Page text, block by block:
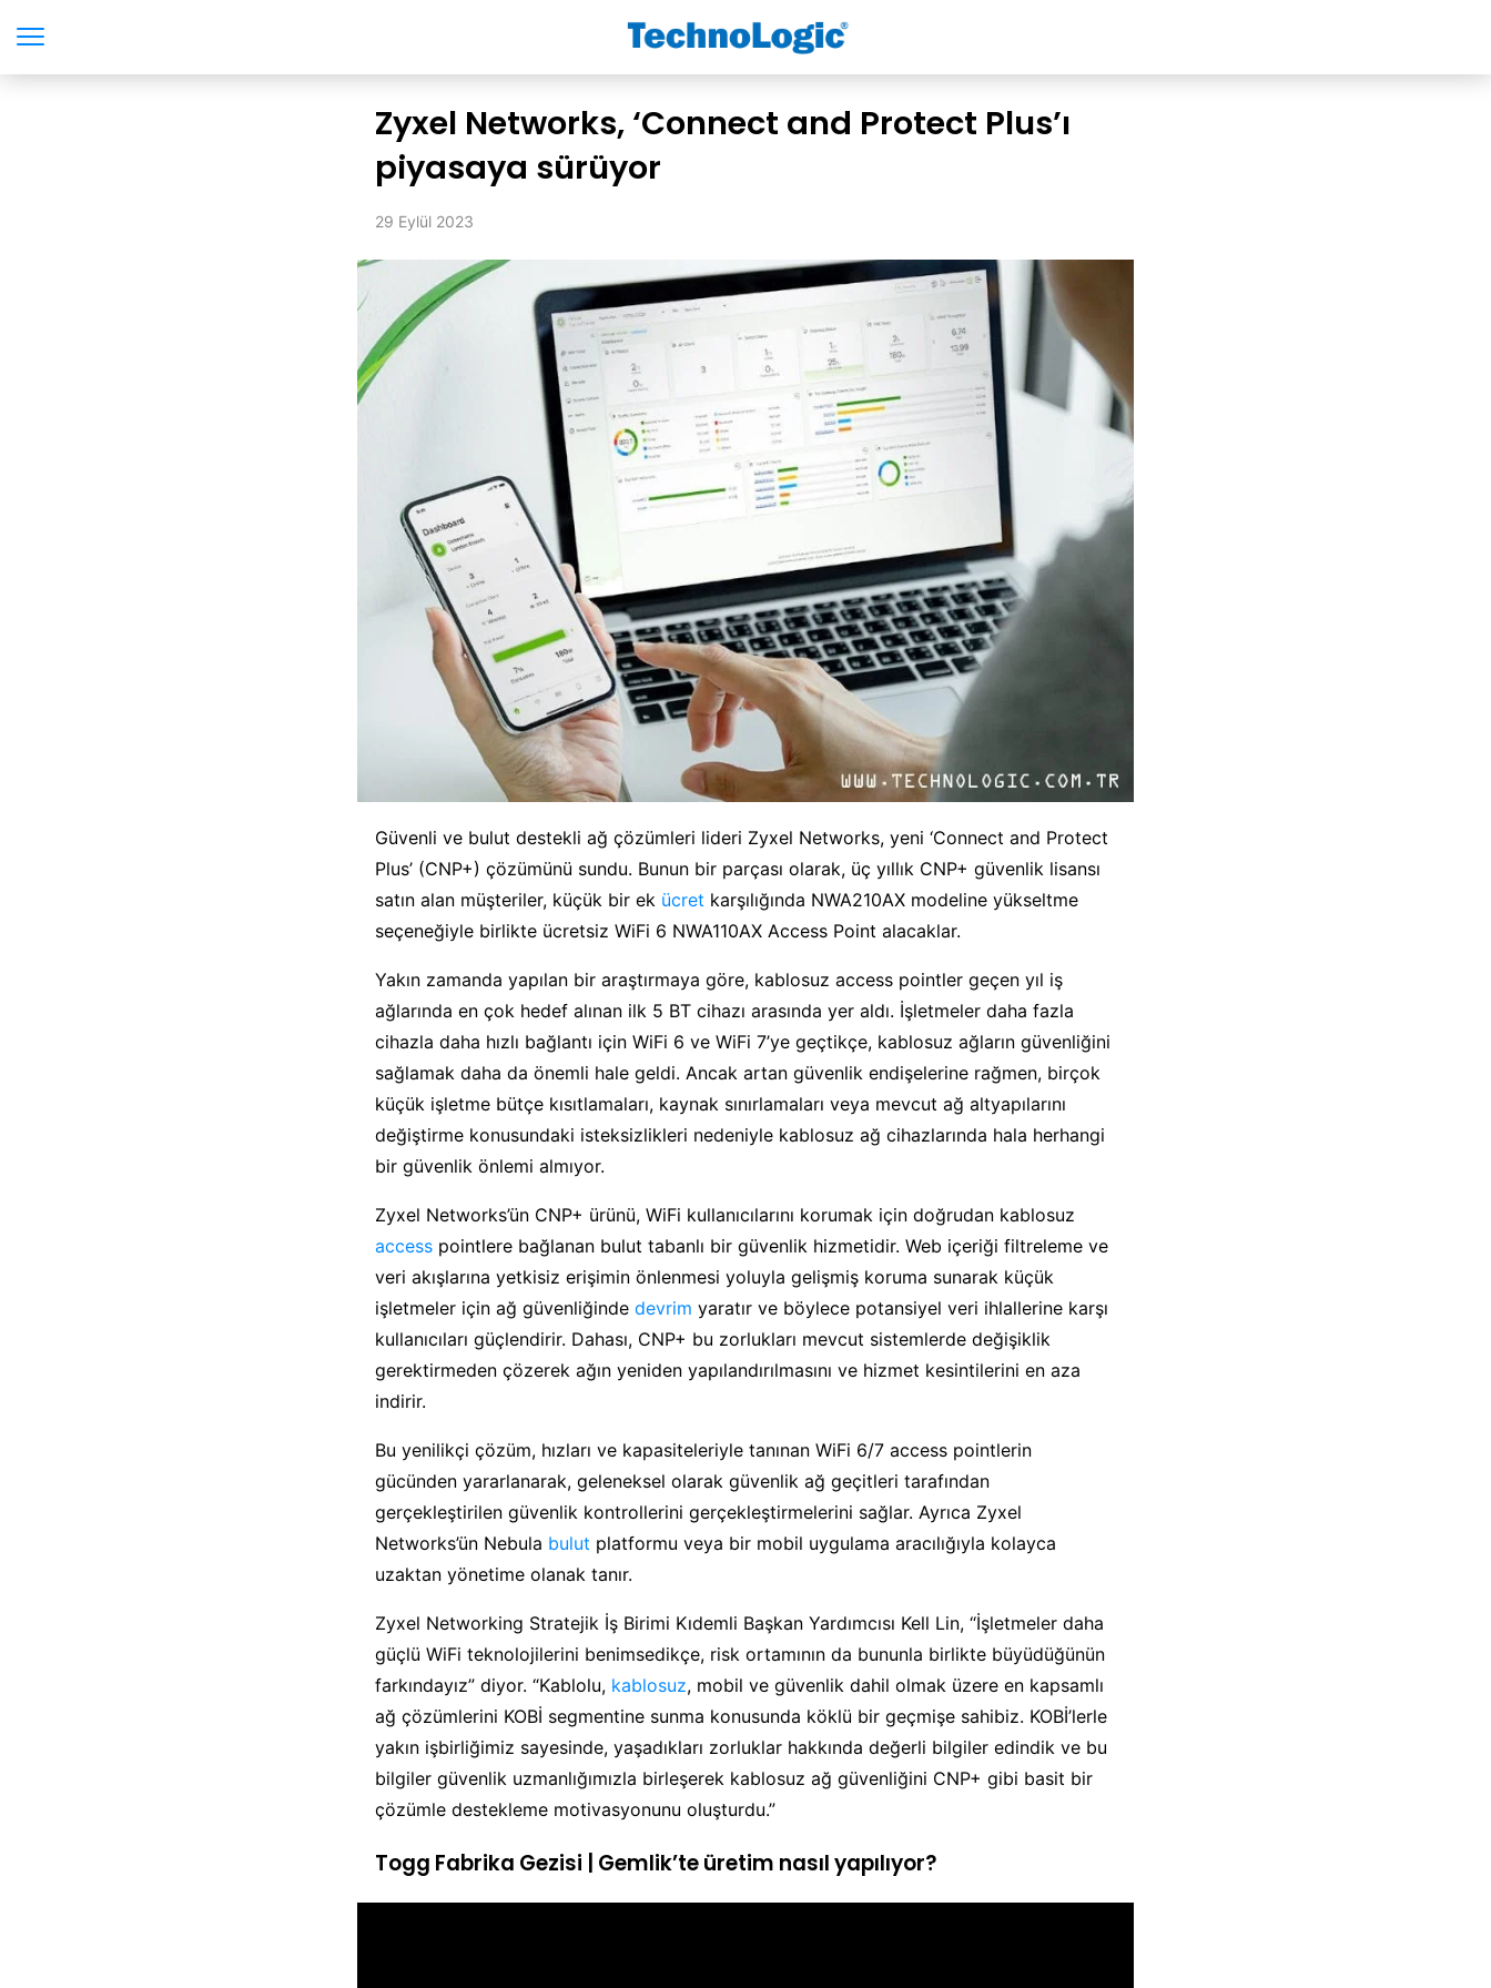
Zyxel Networks, ‘Connect and Protect Plus’ı
piyasaya sürüyor
29 Eylül 2023
Güvenli ve bulut destekli ağ çözümleri lideri Zyxel Networks, yeni ‘Connect and Protect
Plus’ (CNP+) çözümünü sundu. Bunun bir parçası olarak, üç yıllık CNP+ güvenlik lisansı
satın alan müşteriler, küçük bir ek ücret karşılığında NWA210AX modeline yükseltme
seçeneğiyle birlikte ücretsiz WiFi 6 NWA110AX Access Point alacaklar.
Yakın zamanda yapılan bir araştırmaya göre, kablosuz access pointler geçen yıl iş
ağlarında en çok hedef alınan ilk 5 BT cihazı arasında yer aldı. İşletmeler daha fazla
cihazla daha hızlı bağlantı için WiFi 6 ve WiFi 7’ye geçtikçe, kablosuz ağların güvenliğini
sağlamak daha da önemli hale geldi. Ancak artan güvenlik endişelerine rağmen, birçok
küçük işletme bütçe kısıtlamaları, kaynak sınırlamaları veya mevcut ağ altyapılarını
değiştirme konusundaki isteksizlikleri nedeniyle kablosuz ağ cihazlarında hala herhangi
bir güvenlik önlemi almıyor.
Zyxel Networks’ün CNP+ ürünü, WiFi kullanıcılarını korumak için doğrudan kablosuz
access pointlere bağlanan bulut tabanlı bir güvenlik hizmetidir. Web içeriği filtreleme ve
veri akışlarına yetkisiz erişimin önlenmesi yoluyla gelişmiş koruma sunarak küçük
işletmeler için ağ güvenliğinde devrim yaratır ve böylece potansiyel veri ihlallerine karşı
kullanıcıları güçlendirir. Dahası, CNP+ bu zorlukları mevcut sistemlerde değişiklik
gerektirmeden çözerek ağın yeniden yapılandırılmasını ve hizmet kesintilerini en aza
indirir.
Bu yenilikçi çözüm, hızları ve kapasiteleriyle tanınan WiFi 6/7 access pointlerin
gücünden yararlanarak, geleneksel olarak güvenlik ağ geçitleri tarafından
gerçekleştirilen güvenlik kontrollerini gerçekleştirmelerini sağlar. Ayrıca Zyxel
Networks’ün Nebula bulut platformu veya bir mobil uygulama aracılığıyla kolayca
uzaktan yönetime olanak tanır.
Zyxel Networking Stratejik İş Birimi Kıdemli Başkan Yardımcısı Kell Lin, “İşletmeler daha
güçlü WiFi teknolojilerini benimsedikçe, risk ortamının da bununla birlikte büyüdüğünün
farkındayız” diyor. “Kablolu, kablosuz, mobil ve güvenlik dahil olmak üzere en kapsamlı
ağ çözümlerini KOBİ segmentine sunma konusunda köklü bir geçmişe sahibiz. KOBİ’lerle
yakın işbirliğimiz sayesinde, yaşadıkları zorluklar hakkında değerli bilgiler edindik ve bu
bilgiler güvenlik uzmanlığımızla birleşerek kablosuz ağ güvenliğini CNP+ gibi basit bir
çözümle destekleme motivasyonunu oluşturdu.”
Togg Fabrika Gezisi | Gemlik’te üretim nasıl yapılıyor?